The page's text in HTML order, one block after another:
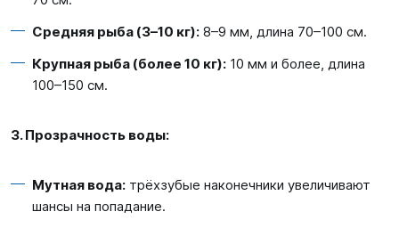
Средняя рыба (3–10 кг): 8–9 мм, длина 70–100 см.
Крупная рыба (более 10 кг): 10 мм и более, длина
100–150 см.
3. Прозрачность воды:
Мутная вода: трёхзубые наконечники увеличивают
шансы на попадание.